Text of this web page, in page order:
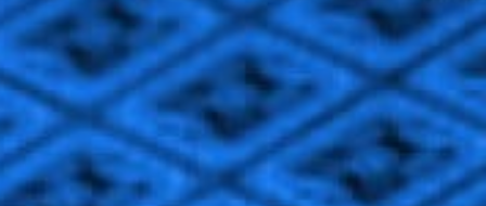
ッサー用部品
市場